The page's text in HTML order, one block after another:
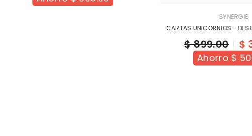
SYNERGIE
CARTAS UNICORNIOS -
$ 899.00 $
Ahorro $